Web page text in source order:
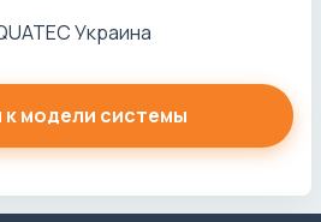
к модели системы